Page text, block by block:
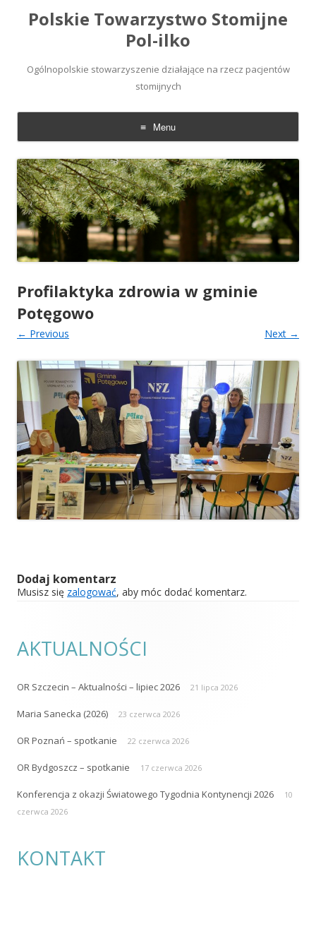
Polskie Towarzystwo Stomijne
Pol-ilko
Ogólnopolskie stowarzyszenie działające na rzecz pacjentów
stomijnych
Menu
Skip
to
content
Profilaktyka zdrowia w gminie
Potęgowo
← Previous Next →
Dodaj komentarz
Musisz się zalogować, aby móc dodać komentarz.
AKTUALNOŚCI
OR Szczecin – Aktualności – lipiec 2026 21 lipca 2026
Maria Sanecka (2026) 23 czerwca 2026
OR Poznań – spotkanie 22 czerwca 2026
OR Bydgoszcz – spotkanie 17 czerwca 2026
Konferencja z okazji Światowego Tygodnia Kontynencji 2026
10
czerwca 2026
KONTAKT